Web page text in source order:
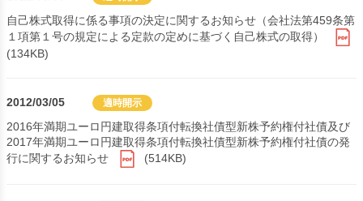
自己株式取得に係る事項の決定に関するお知らせ（会社法第459条第
１項第１号の規定による定款の定めに基づく自己株式の取得）
(134KB)
2012/03/05 適時開示
2016年満期ユーロ円建取得条項付転換社債型新株予約権付社債及び
2017年満期ユーロ円建取得条項付転換社債型新株予約権付社債の発
行に関するお知らせ
(514KB)